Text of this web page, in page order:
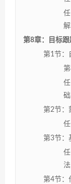
第8章：目标
第1节：
第2节：
第3节：
第4节：